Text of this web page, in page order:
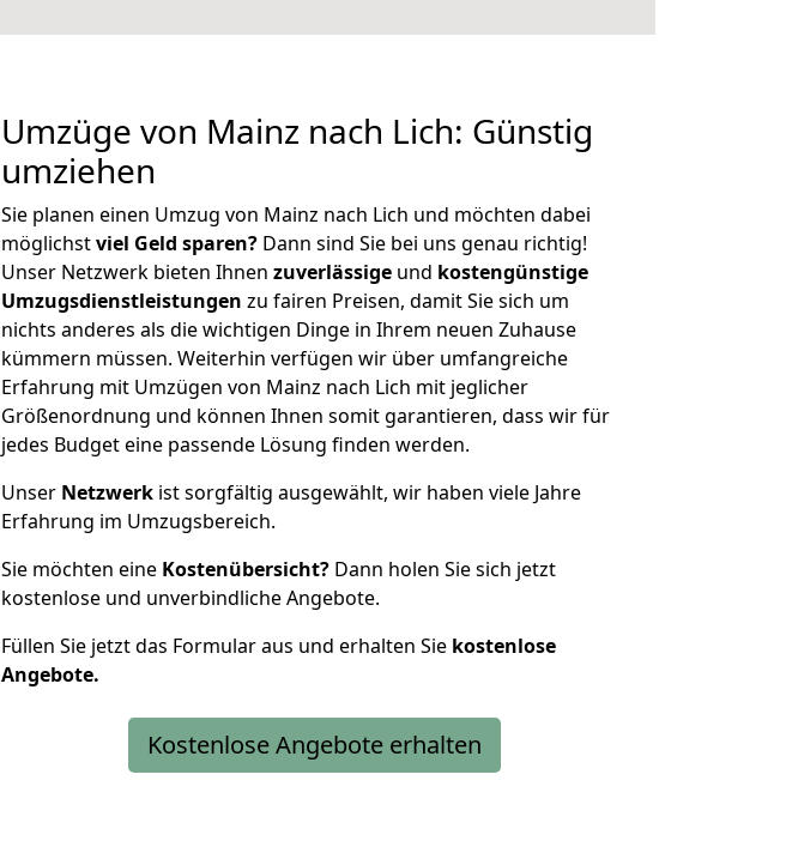
Umzüge von Mainz nach Lich: Günstig
umziehen
Sie planen einen Umzug von Mainz nach Lich und möchten dabei
möglichstviel Geld sparen? Dann sind Sie bei uns genau richtig!
Unser Netzwerk bieten Ihnen zuverlässige und kostengünstige
Umzugsdienstleistungen zu fairen Preisen, damit Sie sich um
nichts anderes als die wichtigen Dinge in Ihrem neuen Zuhause
kümmern müssen. Weiterhin verfügen wir über umfangreiche
Erfahrung mit Umzügen von Mainz nach Lich mit jeglicher
Größenordnung und können Ihnen somit garantieren, dass wir für
jedes Budget eine passende Lösung finden werden.
Unser Netzwerk ist sorgfältig ausgewählt, wir haben viele Jahre
Erfahrung im Umzugsbereich.
Sie möchten eine Kostenübersicht? Dann holen Sie sich jetzt
kostenlose und unverbindliche Angebote.
Füllen Sie jetzt das Formular aus und erhalten Sie kostenlose
Angebote.
Kostenlose Angebote erhalten